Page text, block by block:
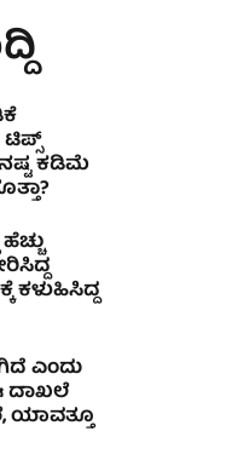
ಟಿಪ್ಸ್
ಕಡಿಮೆ
ಕಳುಹಿಸಿದ್ದ
ಎಂದು
ದಾಖಲೆ